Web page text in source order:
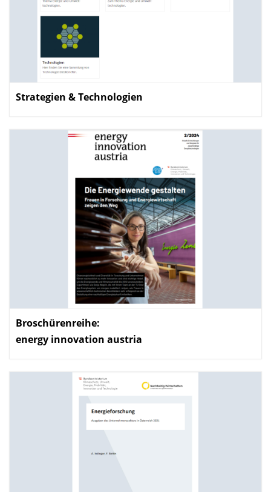
Strategien & Technologien
Broschürenreihe:
energy innovation austria